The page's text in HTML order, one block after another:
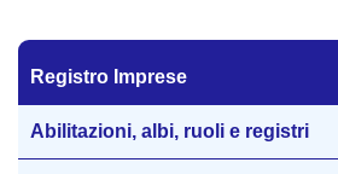
Registro Imprese
Registro Imprese
Abilitazioni, albi, ruoli e registri